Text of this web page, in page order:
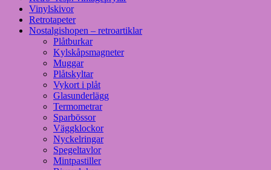
Vinylskivor
Retrotapeter
Nostalgishopen – retroartiklar
Plåtburkar
Kylskåpsmagneter
Muggar
Plåtskyltar
Vykort i plåt
Glasunderlägg
Termometrar
Sparbössor
Väggklockor
Nyckelringar
Spegeltavlor
Mintpastiller